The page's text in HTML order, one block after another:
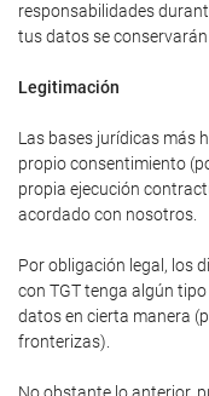
responsabilidades
tus datos se
Legitimación
Las bases jurídicas más
propio consentimiento
propia ejecución
acordado con nosotros.
Por obligación legal, los
con TGT tenga algún
datos en cierta manera
fronterizas).